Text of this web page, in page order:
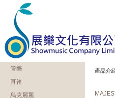
管樂
直笛
烏克麗麗
產品介